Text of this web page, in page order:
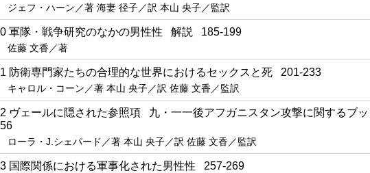
ジェフ・ハーン／著 海妻 径子／訳 本山 央子／監訳
軍隊・戦争研究のなかの男性性 解説 185-199
佐藤 文香／著
防衛専門家たちの合理的な世界におけるセックスと死 201-233
キャロル・コーン／著 本山 央子／訳 佐藤 文香／監訳
ヴェールに隠された参照項 九・一一後アフガニスタン攻撃に関するブ
ローラ・J.シェパード／著 本山 央子／訳 佐藤 文香／監訳
国際関係における軍事化された男性性 257-269